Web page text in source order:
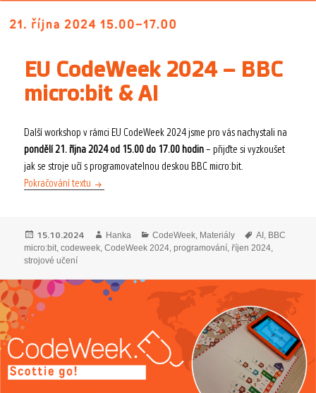
EU CodeWeek 2024 – BBC
micro:bit & AI
Další workshop v rámci EU CodeWeek 2024 jsme pro vás nachystali na
pondělí 21. října 2024 od 15.00 do 17.00 hodin– přijďte si vyzkoušet
jak se stroje učí s programovatelnou deskou BBC micro:bit.
Pokračování textu EU CodeWeek 2024 – BBC micro:bit & AI
Publikováno:
15.10.2024 Autor:
Hanka Rubriky:
CodeWeek, Materiály Štítky:
AI , BBC
micro:bit,codeweek,CodeWeek 2024,programování, říjen 2024,
strojové učení